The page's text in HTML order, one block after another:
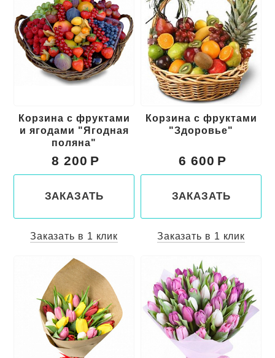
Корзина с фруктами
и ягодами "Ягодная
поляна"
8 200
ЗАКАЗАТЬ
Заказать в 1 клик
Корзина с фруктами
"Здоровье"
6 600
ЗАКАЗАТЬ
Заказать в 1 клик